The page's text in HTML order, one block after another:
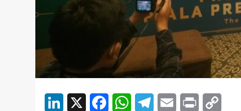
LinkedIn FacebookWhatsAppTelegramEmail Print